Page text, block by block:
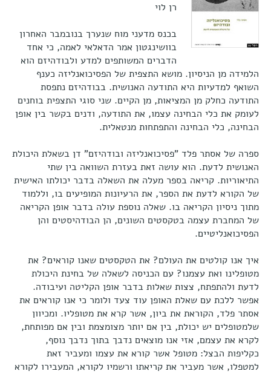
רן לוי
בכנס מדעני מוח שנערך בנובמבר האחרון
בוושינגטון אמר הדאלאי לאמה, כי אחד
הדברים המשותפים למדע ולבודהיזם הוא
הלמידה מן הניסיון. מושא התצפית של הפסיכואנליזה כענף
השואף למדעיות היא התודעה האנושית. בבודהיזם נתפסת
התודעה כחלק מן המציאות, מן הקיים. שני סוגי התצפית בוחנים
לעומק את כלי הבחינה עצמו, את התודעה, ודנים בקשר בין אופן
הבחינה, כלי הבחינה והתפתחות מנטאלית.
ספרה של אסתר פלד "פסיכואנליזה ובודהיזם" דן בשאלת היכולת
האנושית לדעת. הוא עושה זאת בעזרת השוואה בין שתי
התיאוריות. קריאה בספר מעלה את השאלה בדבר יכולתו האישית
של הקורא לדעת את הספר, את הרעיונות המופיעים בו, וללמוד
מתוך ניסיון הקריאה בו. שאלה נוספת עולה בדבר אופן הקריאה
של המחברת עצמה בטקסטים השונים, הן הבודהיסטים והן
הפסיכואנליטיים.
איך אנו קולטים את העולם? את הטקסטים שאנו קוראים? את
מטופלינו ואת עצמנו? עם הכניסה לשאלה של בחינת היכולת
לדעת ולהתפתח, צצות שאלות בדבר אופן הקליטה ועיבודה.
אפשר ללכת עם שאלת האופן עוד צעד ולומר כי אנו קוראים את
אסתר פלד, הקוראת את ביון, אשר קרא את מטופליו. ומכיוון
שלמטופלים יש יכולת, בין אם יותר מצומצמת ובין אם מפותחת,
לקרא את עצמם, אזי אנו מוצאים נדבך בתוך נדבך נוסף,
כקליפות הבצל: מטופל אשר קורא את עצמו ומעביר זאת
למטפלו, אשר מעביר את קריאתו ורשמיו לקורא, המעבירו לקורא